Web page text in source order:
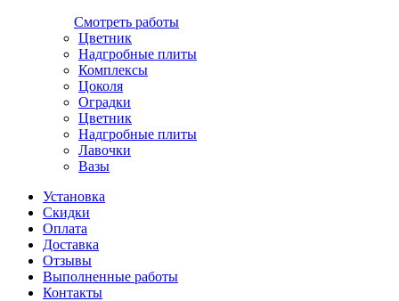
Смотреть работы
Цветник
Надгробные плиты
Комплексы
Цоколя
Оградки
Цветник
Надгробные плиты
Лавочки
Вазы
Установка
Скидки
Оплата
Доставка
Отзывы
Выполненные работы
Контакты